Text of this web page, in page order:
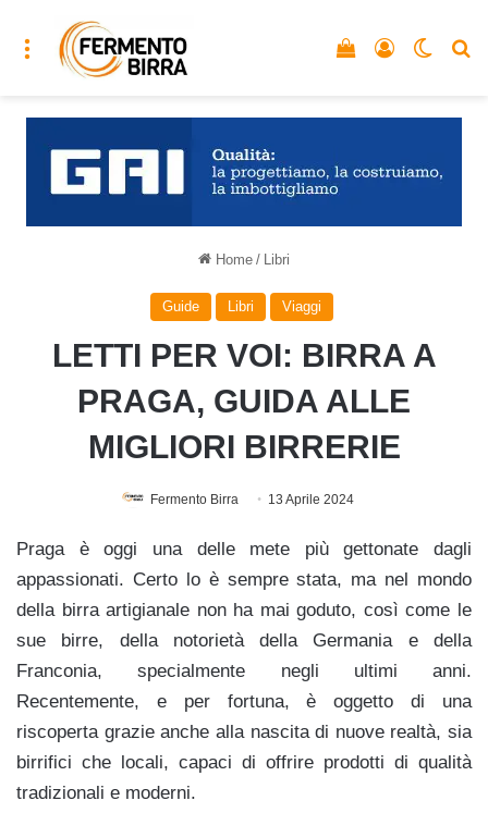
Menu Accedi
Vedi il carrello
Home / Libri
Guide Libri Viaggi
LETTI PER VOI: BIRRA A
PRAGA, GUIDA ALLE
MIGLIORI BIRRERIE
Fermento Birra 13 Aprile 2024
Praga è oggi una delle mete più gettonate dagli
appassionati. Certo lo è sempre stata, ma nel mondo
della birra artigianale non ha mai goduto, così come le
sue birre, della notorietà della Germania e della
Franconia, specialmente negli ultimi anni.
Recentemente, e per fortuna, è oggetto di una
riscoperta grazie anche alla nascita di nuove realtà, sia
birrifici che locali, capaci di offrire prodotti di qualità
tradizionali e moderni.